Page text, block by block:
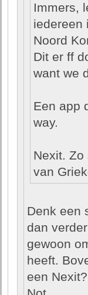
Immers,
iedereen
Noord
Dit er ff
want we
Een app
way.
Nexit.
van
Denk een
dan
gewoon
heeft.
een